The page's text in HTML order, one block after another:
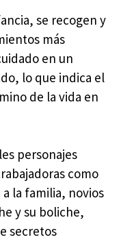
se recogen y
más
en un
lo que indica el
de la vida en
personajes
como
la familia, novios
y su boliche,
secretos